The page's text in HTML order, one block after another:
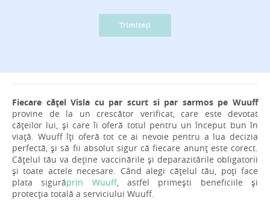
Trimiteți
Fiecare cățel Visla cu par scurt si par sarmos pe Wuuff
provine de la un crescător verificat, care este devotat
cățeilor lui, și care îi oferă totul pentru un început bun în
viață. Wuuff îți oferă tot ce ai nevoie pentru a lua decizia
perfectă, și să fii absolut sigur că fiecare anunț este corect.
Cățelul tău va deține vaccinările și deparazitările obligatorii
și toate actele necesare. Când alegi cățelul tău, poți face
plata sigurăprin Wuuff, astfel primești beneficiile și
protecția totală a serviciului Wuuff.